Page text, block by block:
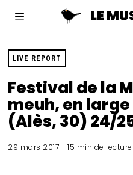
LE
LIVE REPORT
Festival de la
meuh, en
(Alès, 30) 24/
29 mars 2017 15 min de lecture